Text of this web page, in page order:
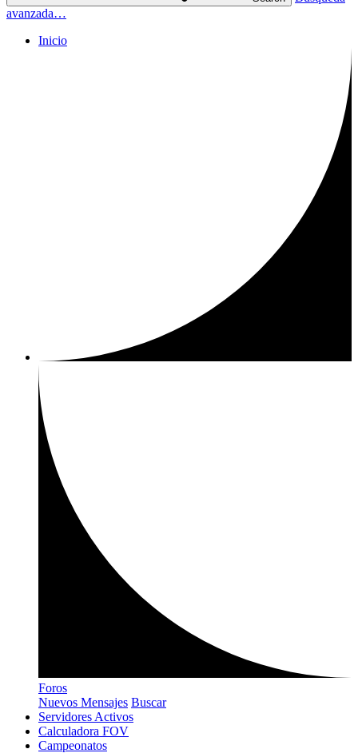
avanzada…
Inicio
Foros
Nuevos Mensajes Buscar
Servidores Activos
Calculadora FOV
Campeonatos